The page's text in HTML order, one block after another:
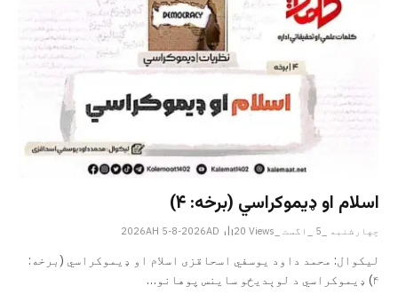
اسلام او ډیموکراسي (برخه: ۴)
چهارشنبه _5 _اگست _2026AH 5-8-2026AD 20 Views
لیکوال: محمد داود یوسفي اسحاقزی اسلام او ډیموکراسي (برخه:
۴) ډیموکراسي د لوېدیځو ساینس پوهانو…